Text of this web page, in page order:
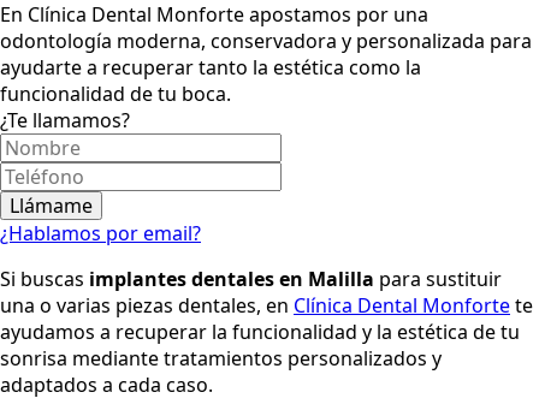
En Clínica Dental Monforte apostamos por una
odontología moderna, conservadora y personalizada para
ayudarte a recuperar tanto la estética como la
funcionalidad de tu boca.
¿Te llamamos?
Llámame
¿Hablamos por email?
Si buscas implantes dentales en Malilla para sustituir
una o varias piezas dentales, en Clínica Dental Monfortete
ayudamos a recuperar la funcionalidad y la estética de tu
sonrisa mediante tratamientos personalizados y
adaptados a cada caso.